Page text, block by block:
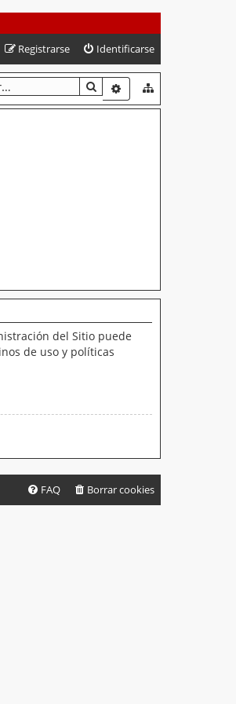
Identificarse
Registrarse
BUSCARBÚSQUEDA
del Sitio puede
de uso y políticas
Borrar cookies
FAQ